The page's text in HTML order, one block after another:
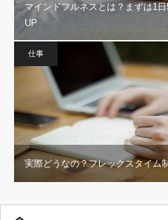
マインドフルネスとは？まずは1
UP
仕事
実際どうなの？フレックスタイム